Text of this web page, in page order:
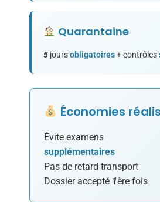
Quarantaine
5 joursobligatoires+ contrôles
Économies
Évite examens
supplémentaires
Pas de retard transport
Dossier accepté 1ère fois